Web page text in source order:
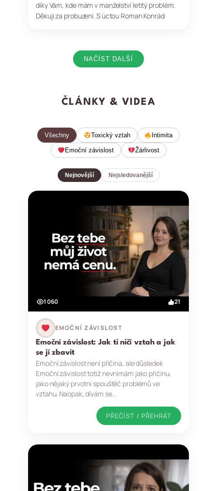
díky Vám, kde mám v manželství letitý problém.
Děkuji za probuzení. S úctou Roman Konrád
NAČÍST DALŠÍ
ČLÁNKY & VIDEA
Všechny Toxický vztah Intimita
Emoční závislost Žárlivost
Nejnovější Nejsledovanější
1 060 21
EMOČNÍ ZÁVISLOST
Emoční závislost: Jak ti ničí vztah a jak
se jí zbavit
Emoční závislost není příčina, ale důsledek
Emoční závislost totiž nevnímám jako příčinu,
jako nějaký prvotní spouštěč problémů ve
vztahu. Naopak, dívám se…
PŘEČÍST / PŘEHRÁT